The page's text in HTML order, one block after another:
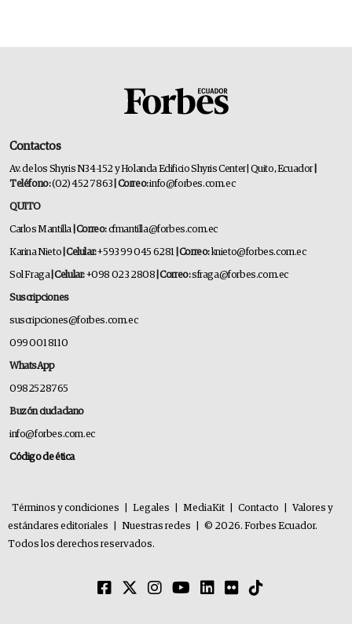
Contactos
Av. de los Shyris N34-152 y Holanda Edificio Shyris Center | Quito, Ecuador
Teléfono:(02) 452 7863 | Correo:info@forbes.com.ec
QUITO
Carlos Mantilla | Correo:cfmantilla@forbes.com.ec
Karina Nieto | Celular:+593 99 045 6281 | Correo: knieto@forbes.com.ec
Sol Fraga | Celular:+098 023 2808 | Correo:sfraga@forbes.com.ec
Suscripciones
suscripciones@forbes.com.ec
099 001 8110
WhatsApp
0982528765
Buzón ciudadano
info@forbes.com.ec
Código de ética
Términos y condiciones Legales MediaKit Contacto
Valores y
estándares editoriales
Nuestras redes
© 2026. Forbes Ecuador.
Todos los derechos reservados.